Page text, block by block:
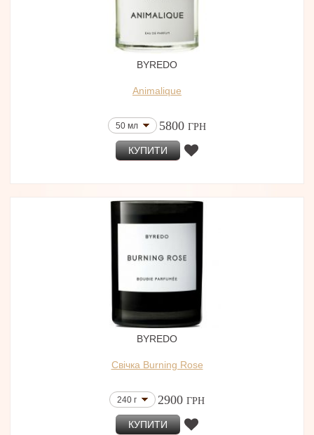
BYREDO
Animalique
50 мл 5800 ГРН
КУПИТИ
BYREDO
Свічка Burning Rose
240 г 2900 ГРН
КУПИТИ